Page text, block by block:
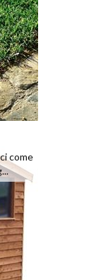
come